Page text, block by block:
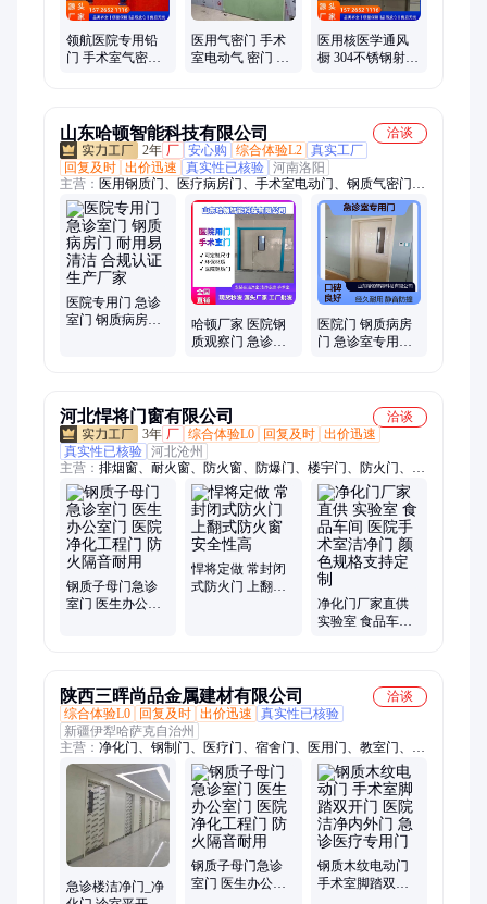
领航医院专用铅
门 手术室气密门
医用气密门 手术
室电动气 密门 医
医用核医学通风
橱 304不锈钢射线
山东哈顿智能科技有限公司
洽谈
2年 厂 安心购 综合体验L2 真实工厂
回复及时 出价迅速 真实性已核验 河南洛阳
主营： 医用钢质门、医疗病房门、手术室电动门、钢质气密门、
净化钢质门、气密医疗门、电动平移门、病房钢质门、钢制医疗
门、医用门厂家、手术室平移门厂家、气密门厂家
医院专用门 急诊
室门 钢质病房门
哈顿厂家 医院钢
质观察门 急诊室
医院门 钢质病房
门 急诊室专用门
河北悍将门窗有限公司
洽谈
3年 厂 综合体验L0 回复及时 出价迅速
真实性已核验 河北沧州
主营： 排烟窗、耐火窗、防火窗、防爆门、楼宇门、防火门、消
防门、泄爆门、教室门、保温门、工程门、防夹手门、幼儿园
门、抗风压门、阻燃防盗门、隔热窗、防火隔断、铝质防火、排
烟天窗、商场楼梯、遮光窗户、平开窗户、防尘窗户、家用铝合
金、定做铝合金
钢质子母门急诊
室门 医生办公室
悍将定做 常封闭
式防火门 上翻式
净化门厂家直供
实验室 食品车间
陕西三晖尚品金属建材有限公司
洽谈
综合体验L0
回复及时 出价迅速
真实性已核验
新疆伊犁哈萨克自治州
主营： 净化门、钢制门、医疗门、宿舍门、医用门、教室门、平
开门、子母门、病房门、气密门、射线门、洁净门、医院门、钢
质门、教室钢质、防护铅门、医用木门、医用铅门、医用ct铅
门、钢质防火门、钢质医疗门、护墙板、医用家具
急诊楼洁净门_净
钢质子母门急诊
室门 医生办公室
钢质木纹电动门
手术室脚踏双开